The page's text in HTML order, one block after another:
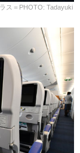
ス＝PHOTO: Tadayuki